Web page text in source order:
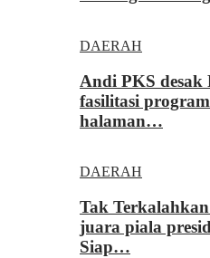
DAERAH
Andi PKS desak
fasilitasi
halaman…
DAERAH
Tak
juara piala
Siap…